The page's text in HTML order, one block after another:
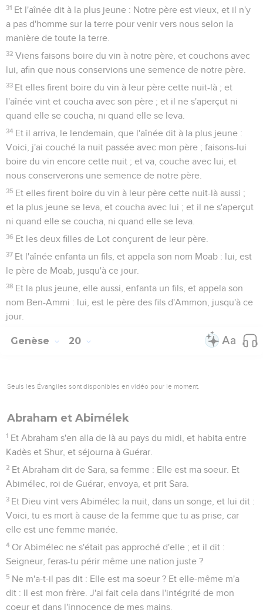
31 Et l'aînée dit à la plus jeune : Notre père est vieux, et il n'y
a pas d'homme sur la terre pour venir vers nous selon la
manière de toute la terre.
32 Viens faisons boire du vin à notre père, et couchons avec
lui, afin que nous conservions une semence de notre père.
33 Et elles firent boire du vin à leur père cette nuit-là ; et
l'aînée vint et coucha avec son père ; et il ne s'aperçut ni
quand elle se coucha, ni quand elle se leva.
34 Et il arriva, le lendemain, que l'aînée dit à la plus jeune :
Voici, j'ai couché la nuit passée avec mon père ; faisons-lui
boire du vin encore cette nuit ; et va, couche avec lui, et
nous conserverons une semence de notre père.
35 Et elles firent boire du vin à leur père cette nuit-là aussi ;
et la plus jeune se leva, et coucha avec lui ; et il ne s'aperçut
ni quand elle se coucha, ni quand elle se leva.
36 Et les deux filles de Lot conçurent de leur père.
37 Et l'aînée enfanta un fils, et appela son nom Moab : lui, est
le père de Moab, jusqu'à ce jour.
38 Et la plus jeune, elle aussi, enfanta un fils, et appela son
nom Ben-Ammi : lui, est le père des fils d'Ammon, jusqu'à ce
jour.
Genèse 20
Seuls les Évangiles sont disponibles en vidéo pour le moment.
Abraham et Abimélek
1 Et Abraham s'en alla de là au pays du midi, et habita entre
Kadès et Shur, et séjourna à Guérar.
2 Et Abraham dit de Sara, sa femme : Elle est ma soeur. Et
Abimélec, roi de Guérar, envoya, et prit Sara.
3 Et Dieu vint vers Abimélec la nuit, dans un songe, et lui dit :
Voici, tu es mort à cause de la femme que tu as prise, car
elle est une femme mariée.
4 Or Abimélec ne s'était pas approché d'elle ; et il dit :
Seigneur, feras-tu périr même une nation juste ?
5 Ne m'a-t-il pas dit : Elle est ma soeur ? Et elle-même m'a
dit : Il est mon frère. J'ai fait cela dans l'intégrité de mon
coeur et dans l'innocence de mes mains.